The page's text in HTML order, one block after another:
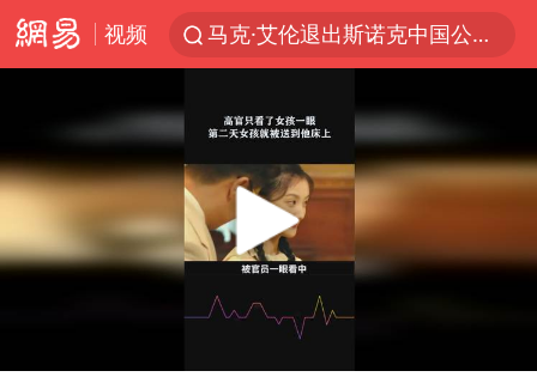
视频
马克·艾伦退出斯诺克中国公开赛
上四休三，但降薪1000元，你接受吗？
情侣平潭拍日出坠崖1死1伤
央视新主播李秋莹孙亚鹏亮相
酒店回应车内过夜被收150元
Play